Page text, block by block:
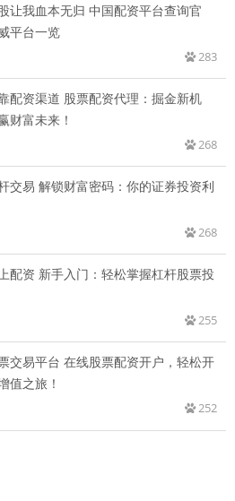
让我血本无归 中国配资平台查询官
平台一览
283
配资渠道 股票配资代理：掘金新机
财富未来！
268
交易 解锁财富密码：你的证券投资利
268
配资 新手入门：轻松掌握杠杆股票投
255
交易平台 在线股票配资开户，轻松开
值之旅！
252